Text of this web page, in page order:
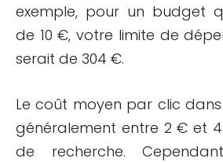
exemple, pour un budget
de 10 €, votre limite de
serait de 304 €.
Le coût moyen par clic
généralement entre 2 € et
de recherche.